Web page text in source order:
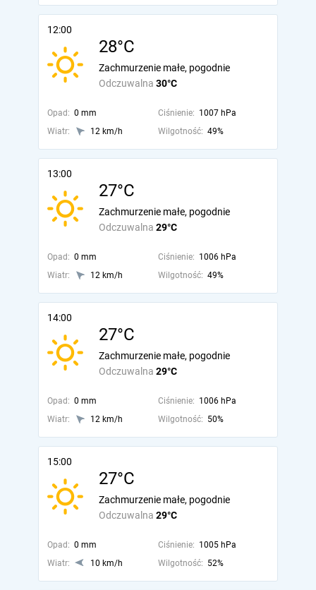
12:00
28°C
Odczuwalna 30°C
Zachmurzenie małe, pogodnie
Opad: 0 mm Ciśnienie: 1007 hPa
Wiatr:
12 km/h Wilgotność: 49%
13:00
27°C
Odczuwalna 29°C
Zachmurzenie małe, pogodnie
Opad: 0 mm Ciśnienie: 1006 hPa
Wiatr:
12 km/h Wilgotność: 49%
14:00
27°C
Odczuwalna 29°C
Zachmurzenie małe, pogodnie
Opad: 0 mm Ciśnienie: 1006 hPa
Wiatr:
12 km/h Wilgotność: 50%
15:00
27°C
Odczuwalna 29°C
Zachmurzenie małe, pogodnie
Opad: 0 mm Ciśnienie: 1005 hPa
Wiatr:
10 km/h Wilgotność: 52%